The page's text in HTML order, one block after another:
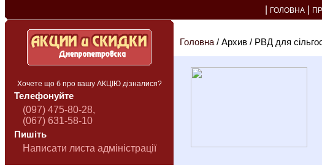
ГОЛОВНА
Хочете що б про вашу АКЦІЮ дізналися?
Телефонуйте
(097) 475-80-28,
(067) 631-58-10
Пишіть
Написати листа адміністрації
Головна / Архив / РВД для